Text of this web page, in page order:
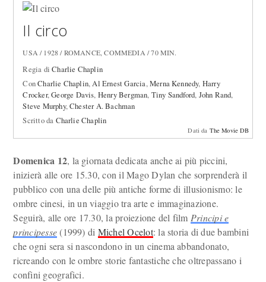
Il circo
USA / 1928 / ROMANCE, COMMEDIA / 70 MIN.
Regia diCharlie Chaplin
ConCharlie Chaplin,Al Ernest Garcia,Merna Kennedy, Harry
Crocker,George Davis, Henry Bergman, Tiny Sandford, John Rand,
Steve Murphy,Chester A. Bachman
Scritto da Charlie Chaplin
Dati da The Movie DB
Domenica 12, la giornata dedicata anche ai più piccini,
inizierà alle ore 15.30, con il Mago Dylan che sorprenderà il
pubblico con una delle più antiche forme di illusionismo: le
ombre cinesi, in un viaggio tra arte e immaginazione.
Seguirà, alle ore 17.30, la proiezione del film Principi e
principesse(1999) di Michel Ocelot: la storia di due bambini
che ogni sera si nascondono in un cinema abbandonato,
ricreando con le ombre storie fantastiche che oltrepassano i
confini geografici.